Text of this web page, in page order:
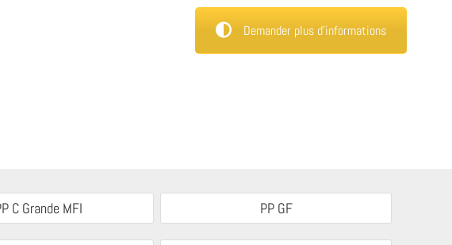
Demander plus d’informations
C Grande MFI PP GF